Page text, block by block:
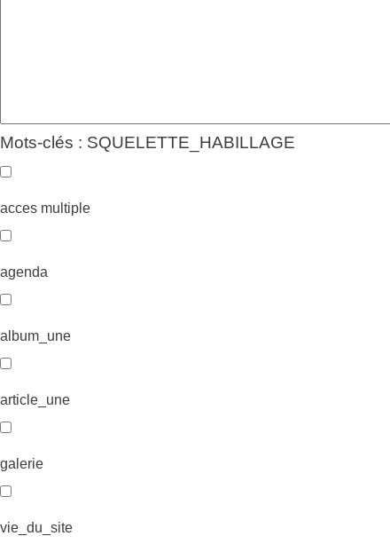
Mots-clés : SQUELETTE_HABILLAGE
acces multiple
agenda
album_une
article_une
galerie
vie_du_site